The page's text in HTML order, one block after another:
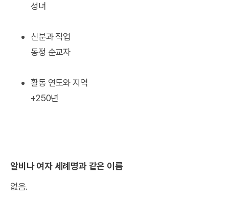
성녀
신분과 직업
동정 순교자
활동 연도와 지역
+250년
알비나 여자 세례명과 같은 이름
없음.